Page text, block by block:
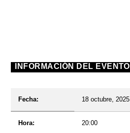
INFORMACIÓN DEL EVENTO
Fecha: 18 octubre, 2025
Hora: 20:00